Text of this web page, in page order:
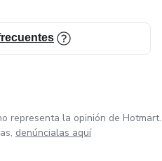
representa la opinión de Hotmart.
denúncialas aquí